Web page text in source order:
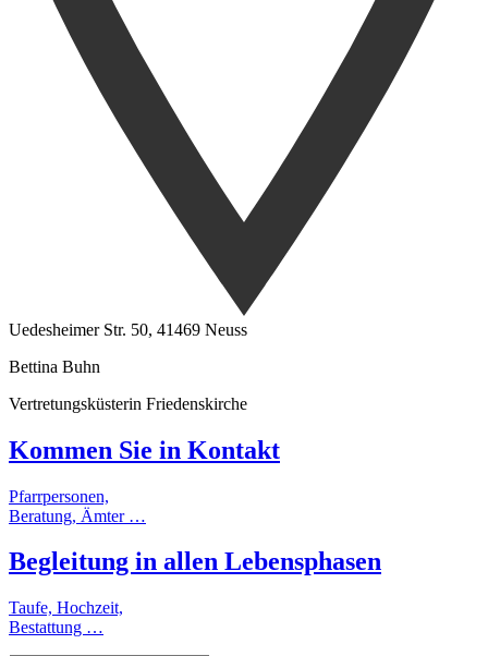
Uedesheimer Str. 50, 41469 Neuss
Bettina Buhn
Vertretungsküsterin Friedenskirche
Kommen Sie in Kontakt
Pfarrpersonen,
Beratung, Ämter …
Begleitung in allen Lebensphasen
Taufe, Hochzeit,
Bestattung …